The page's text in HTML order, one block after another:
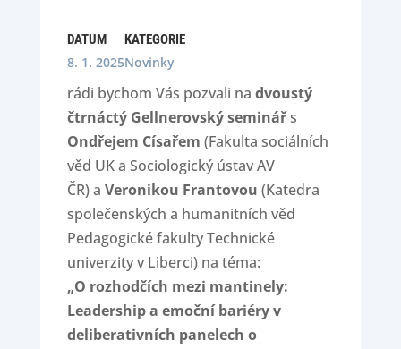
DATUM
8. 1. 2025
KATEGORIE
Novinky
rádi bychom Vás pozvali na dvoustý
čtrnáctý Gellnerovský seminářs
Ondřejem Císařem (Fakulta sociálních
věd UK a Sociologický ústav AV
ČR)a Veronikou Frantovou (Katedra
společenských a humanitních věd
Pedagogické fakulty Technické
univerzity v Liberci) na téma:
„O rozhodčích mezi mantinely:
Leadership a emoční bariéry v
deliberativních panelech o